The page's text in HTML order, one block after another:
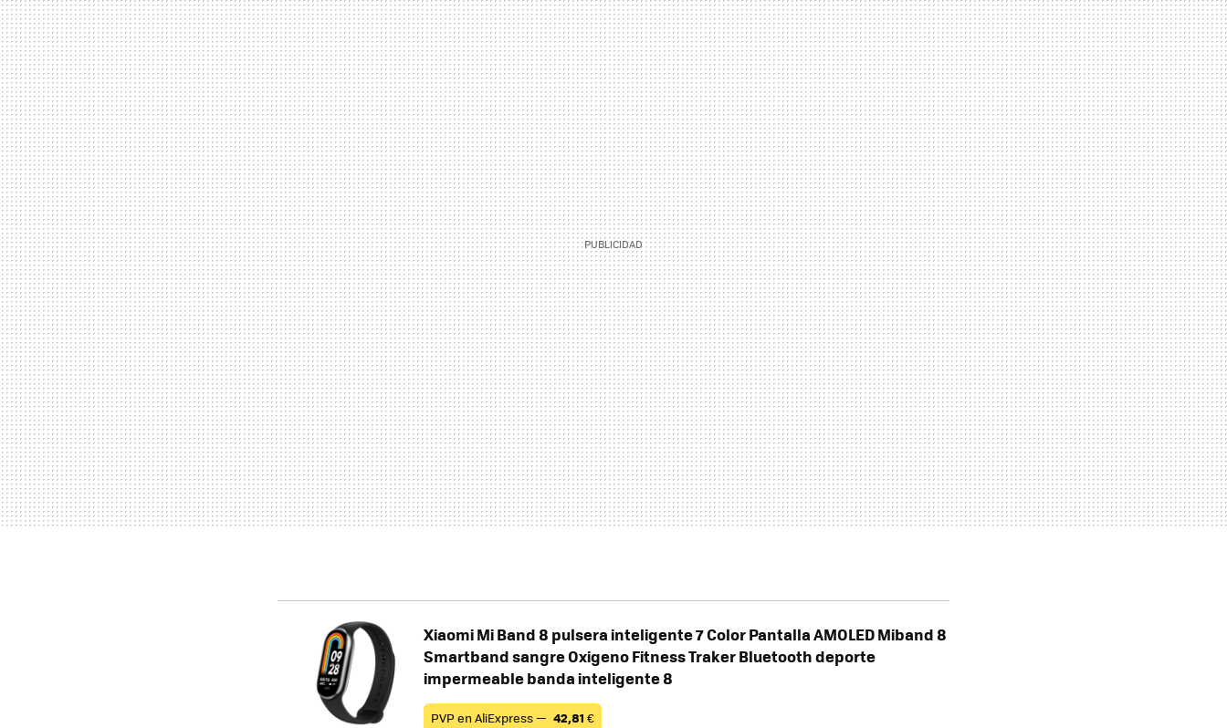
Xiaomi Mi Band 8 pulsera inteligente 7 Color Pantalla AMOLED Miband 8
Smartband sangre Oxigeno Fitness Traker Bluetooth deporte
impermeable banda inteligente 8
PVP en AliExpress — 42,81 €